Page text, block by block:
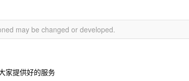
may be changed or developed.
家提供好的服务